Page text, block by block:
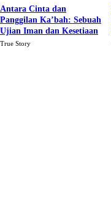
Antara Cinta dan
Panggilan Ka’bah: Sebuah
Ujian Iman dan Kesetiaan
True Story